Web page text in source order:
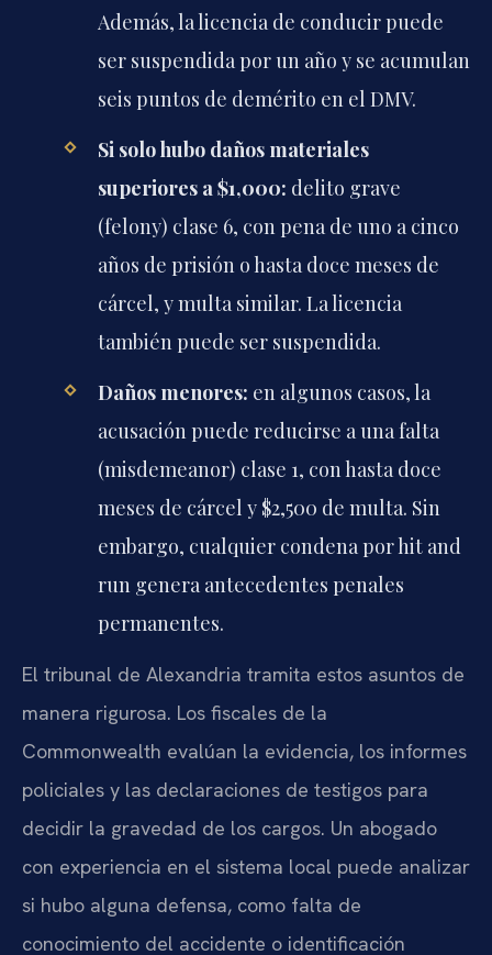
Además, la licencia de conducir puede
ser suspendida por un año y se acumulan
seis puntos de demérito en el DMV.
Si solo hubo daños materiales
superiores a $1,000: delito grave
(felony) clase 6, con pena de uno a cinco
años de prisión o hasta doce meses de
cárcel, y multa similar. La licencia
también puede ser suspendida.
Daños menores: en algunos casos, la
acusación puede reducirse a una falta
(misdemeanor) clase 1, con hasta doce
meses de cárcel y $2,500 de multa. Sin
embargo, cualquier condena por hit and
run genera antecedentes penales
permanentes.
El tribunal de Alexandria tramita estos asuntos de
manera rigurosa. Los fiscales de la
Commonwealth evalúan la evidencia, los informes
policiales y las declaraciones de testigos para
decidir la gravedad de los cargos. Un abogado
con experiencia en el sistema local puede analizar
si hubo alguna defensa, como falta de
conocimiento del accidente o identificación